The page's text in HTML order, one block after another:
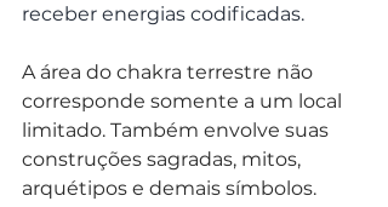
receber energias codificadas.
A área do chakra terrestre não
corresponde somente a um local
limitado. Também envolve suas
construções sagradas, mitos,
arquétipos e demais símbolos.